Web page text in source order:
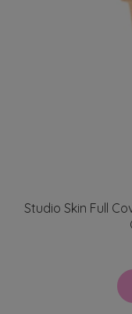
Studio Skin Full